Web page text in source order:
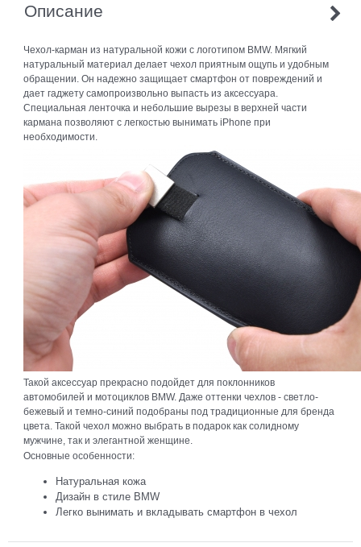
Описание
Чехол-карман из натуральной кожи с логотипом BMW. Мягкий
натуральный материал делает чехол приятным ощупь и удобным
обращении. Он надежно защищает смартфон от повреждений и
дает гаджету самопроизвольно выпасть из аксессуара.
Специальная ленточка и небольшие вырезы в верхней части
кармана позволяют с легкостью вынимать iPhone при
необходимости.
Такой аксессуар прекрасно подойдет для поклонников
автомобилей и мотоциклов BMW. Даже оттенки чехлов - светло-
бежевый и темно-синий подобраны под традиционные для бренда
цвета. Такой чехол можно выбрать в подарок как солидному
мужчине, так и элегантной женщине.
Основные особенности:
Натуральная кожа
Дизайн в стиле BMW
Легко вынимать и вкладывать смартфон в чехол